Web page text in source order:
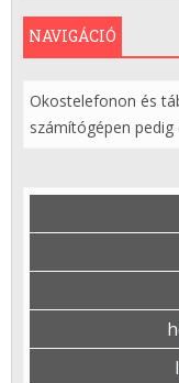
NAVIGÁCIÓ
Okostelefonon és
számítógépen pedig